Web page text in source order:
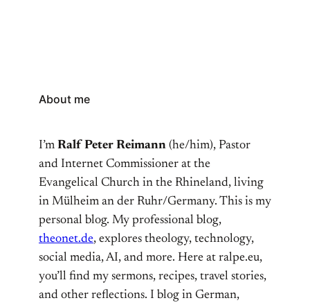
About me
I’m Ralf Peter Reimann (he/him), Pastor
and Internet Commissioner at the
Evangelical Church in the Rhineland, living
in Mülheim an der Ruhr/Germany. This is my
personal blog. My professional blog,
theonet.de, explores theology, technology,
social media, AI, and more. Here at ralpe.eu,
you’ll find my sermons, recipes, travel stories,
and other reflections. I blog in German,